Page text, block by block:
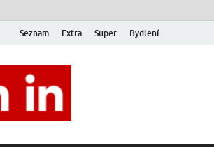
Seznam Extra Super Bydlení